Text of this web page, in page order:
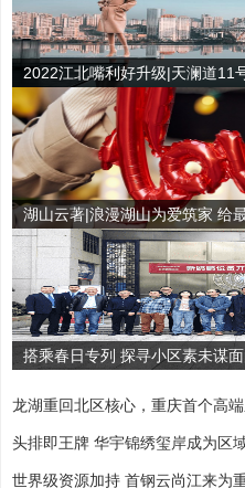
2022江北嘴利好升级|天澜道11
湖山云著|浪漫湖山为爱筑家 给
搭乘春日专列 探寻小区素未谋
龙湖重回北区核心，重庆首个高
头排即王牌 华宇锦绣玺岸成为区
世界级资源加持 首钢云尚江来为